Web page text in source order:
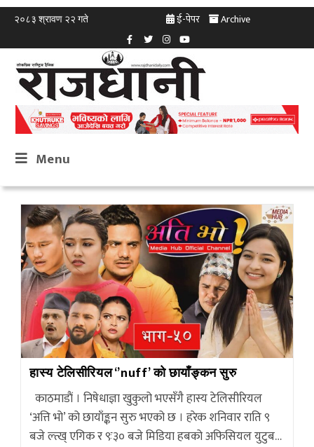
२०८३ श्रावण २२ गते ई-पेपर Archive
Menu
हास्य टेलिसीरियल ‘’nuff’ को छायाँङ्कन सुरु
काठमाडाैं । निषेधाज्ञा खुकुलो भएसँगै हास्य टेलिसीरियल
‘अत्ति भो’ को छायाँङ्कन सुरु भएको छ । हरेक शनिवार राति ९
बजे ल्त्ख् एगिक र ९ः३० बजे मिडिया हबको अफिसियल युटुब…